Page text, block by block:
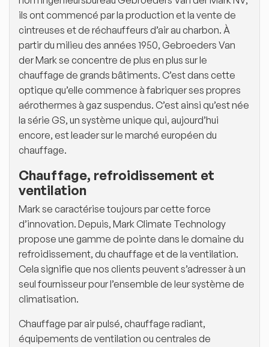
ils ont commencé par la production et la vente de
cintreuses et de réchauffeurs d’air au charbon. À
partir du milieu des années 1950, Gebroeders Van
der Mark se concentre de plus en plus sur le
chauffage de grands bâtiments. C’est dans cette
optique qu’elle commence à fabriquer ses propres
aérothermes à gaz suspendus. C’est ainsi qu’est née
la série GS, un système unique qui, aujourd’hui
encore, est leader sur le marché européen du
chauffage.
Chauffage, refroidissement et
ventilation
Mark se caractérise toujours par cette force
d’innovation. Depuis, Mark Climate Technology
propose une gamme de pointe dans le domaine du
refroidissement, du chauffage et de la ventilation.
Cela signifie que nos clients peuvent s’adresser à un
seul fournisseur pour l’ensemble de leur système de
climatisation.
Chauffage par air pulsé, chauffage radiant,
équipements de ventilation ou centrales de